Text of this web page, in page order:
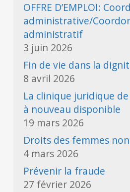
OFFRE D’EMPLOI:
administrative/
administratif
3 juin 2026
Fin de vie dans la
8 avril 2026
La clinique juridique de
à nouveau disponible
19 mars 2026
Droits des femmes
4 mars 2026
Prévenir la fraude
27 février 2026